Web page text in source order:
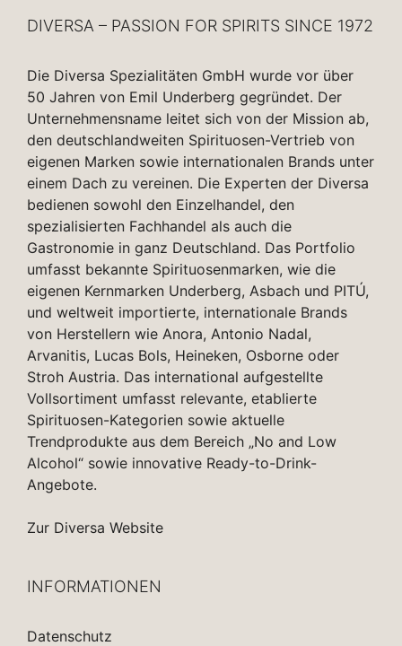
DIVERSA – PASSION FOR SPIRITS SINCE 1972
Die Diversa Spezialitäten GmbH wurde vor über
50 Jahren von Emil Underberg gegründet. Der
Unternehmensname leitet sich von der Mission ab,
den deutschlandweiten Spirituosen-Vertrieb von
eigenen Marken sowie internationalen Brands unter
einem Dach zu vereinen. Die Experten der Diversa
bedienen sowohl den Einzelhandel, den
spezialisierten Fachhandel als auch die
Gastronomie in ganz Deutschland. Das Portfolio
umfasst bekannte Spirituosenmarken, wie die
eigenen Kernmarken Underberg, Asbach und PITÚ,
und weltweit importierte, internationale Brands
von Herstellern wie Anora, Antonio Nadal,
Arvanitis, Lucas Bols, Heineken, Osborne oder
Stroh Austria. Das international aufgestellte
Vollsortiment umfasst relevante, etablierte
Spirituosen-Kategorien sowie aktuelle
Trendprodukte aus dem Bereich „No and Low
Alcohol“ sowie innovative Ready-to-Drink-
Angebote.
Zur Diversa Website
INFORMATIONEN
Datenschutz